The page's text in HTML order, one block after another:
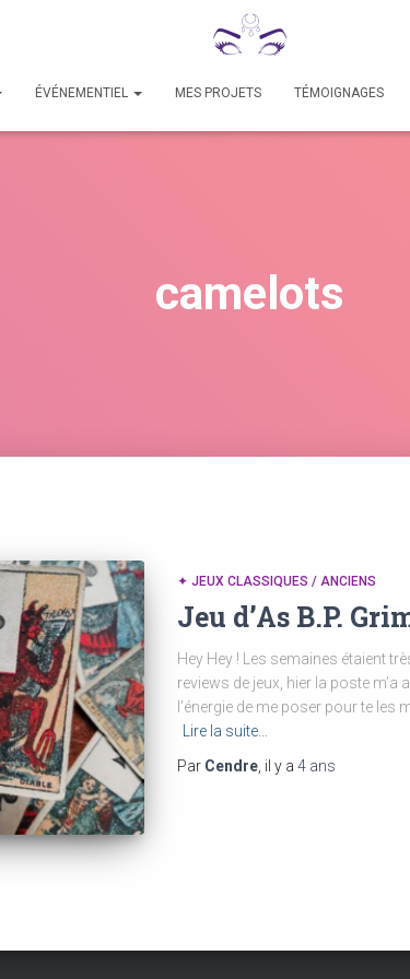
ÉVÉNEMENTIEL MES PROJETS TÉMOIGNAGES
camelots
✦ JEUX CLASSIQUES / ANCIENS
Jeu d’As B.P.
Hey Hey ! Les semaines étaient
reviews de jeux, hier la poste
l’énergie de me poser pour te les
Lire la suite…
Par Cendre, il y a 4 ans